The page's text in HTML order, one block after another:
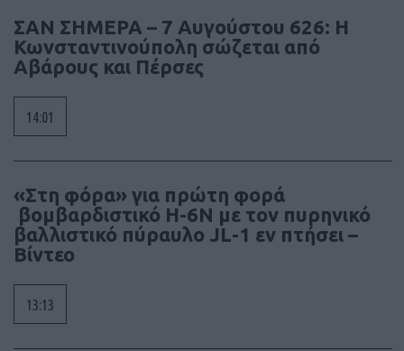
ΣΑΝ ΣΗΜΕΡΑ – 7 Αυγούστου 626: Η
Κωνσταντινούπολη σώζεται από
Αβάρους και Πέρσες
14:01
«Στη φόρα» για πρώτη φορά
βομβαρδιστικό H-6N με τον πυρηνικό
βαλλιστικό πύραυλο JL-1 εν πτήσει –
Βίντεο
13:13